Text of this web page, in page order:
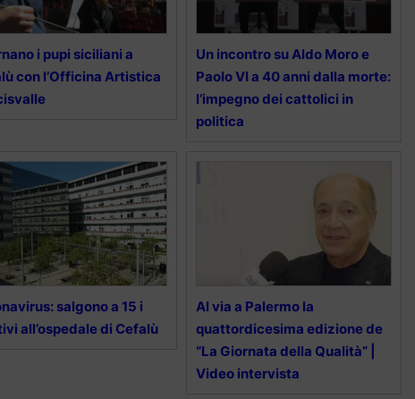
i pupi siciliani a
con l’Officina Artistica
Un incontro su Aldo Moro e
Paolo VI a 40 anni dalla morte:
l’impegno dei cattolici in
politica
salgono a 15 i
all’ospedale di Cefalù
Al via a Palermo la
quattordicesima edizione de
“La Giornata della Qualità” |
Video intervista